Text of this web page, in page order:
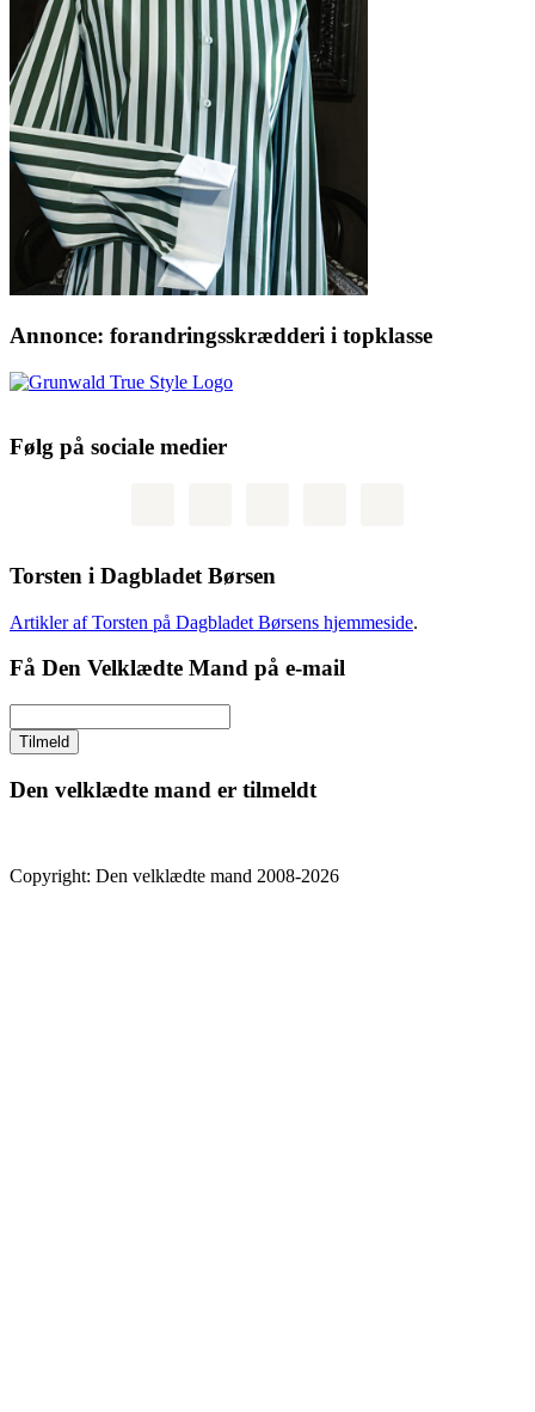
Annonce: forandringsskrædderi i topklasse
Følg på sociale medier
Torsten i Dagbladet Børsen
Artikler af Torsten på Dagbladet Børsens hjemmeside.
Få Den Velklædte Mand på e-mail
Den velklædte mand er tilmeldt
Copyright: Den velklædte mand 2008-2026